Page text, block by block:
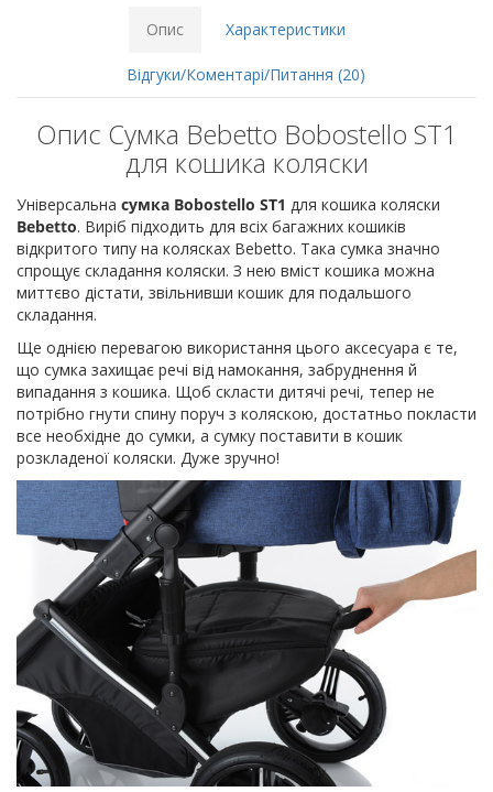
Опис Характеристики
Відгуки/Коментарі/Питання (20)
Опис Сумка Bebetto Bobostello ST1
для кошика коляски
Універсальна сумка Bobostello ST1 для кошика коляски
Bebetto. Виріб підходить для всіх багажних кошиків
відкритого типу на колясках Bebetto. Така сумка значно
спрощує складання коляски. З нею вміст кошика можна
миттєво дістати, звільнивши кошик для подальшого
складання.
Ще однією перевагою використання цього аксесуара є те,
що сумка захищає речі від намокання, забруднення й
випадання з кошика. Щоб скласти дитячі речі, тепер не
потрібно гнути спину поруч з коляскою, достатньо покласти
все необхідне до сумки, а сумку поставити в кошик
розкладеної коляски. Дуже зручно!